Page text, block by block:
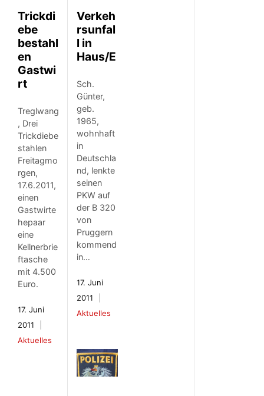
Trickdi
ebe
bestahl
en
Gastwi
rt
Treglwang
, Drei
Trickdiebe
stahlen
Freitagmo
rgen,
17.6.2011,
einen
Gastwirte
hepaar
eine
Kellnerbrie
ftasche
mit 4.500
Euro.
17. Juni
2011
Aktuelles
Verkeh
rsunfal
l in
Haus/E
Sch.
Günter,
geb.
1965,
wohnhaft
in
Deutschla
nd, lenkte
seinen
PKW auf
der B 320
von
Pruggern
kommend
in…
17. Juni
2011
Aktuelles